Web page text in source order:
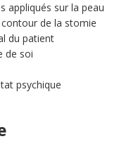
appliqués sur la peau
de la stomie
du patient
de soi
psychique